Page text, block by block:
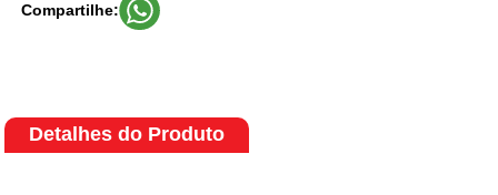
Compartilhe:
Detalhes do Produto